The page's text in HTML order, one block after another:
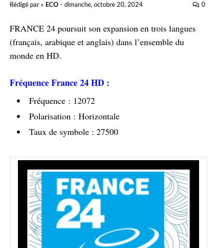
Rédigé par » ECO - dimanche, octobre 20, 2024 0
FRANCE 24 poursuit son expansion en trois langues
(français, arabique et anglais) dans l’ensemble du
monde en HD.
Fréquence France 24 HD :
Fréquence : 12072
Polarisation : Horizontale
Taux de symbole : 27500